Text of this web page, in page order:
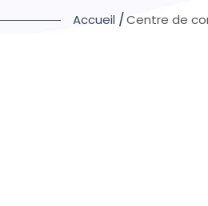
Centre de